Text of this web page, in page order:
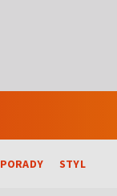
PORADY STYL